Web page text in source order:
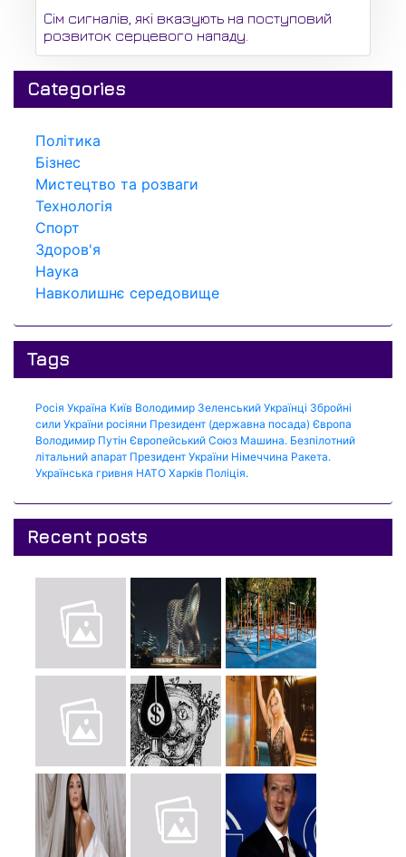
Сім сигналів, які вказують на поступовий
розвиток серцевого нападу.
Categories
Політика
Бізнес
Мистецтво та розваги
Технологія
Спорт
Здоров'я
Наука
Навколишнє середовище
Tags
Росія Україна Київ Володимир Зеленський Українці Збройні
сили України росіяни Президент (державна посада) Європа
Володимир Путін Європейський Союз Машина. Безпілотний
літальний апарат Президент України Німеччина Ракета.
Українська гривня НАТО Харків Поліція.
Recent posts